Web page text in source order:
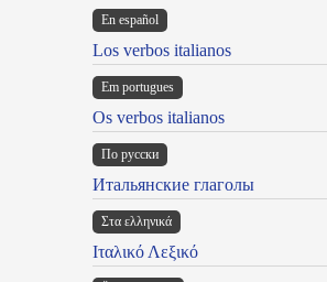
En español
Los verbos italianos
Em portugues
Os verbos italianos
По русски
Итальянские глаголы
Στα ελληνικά
Ιταλικό Λεξικό